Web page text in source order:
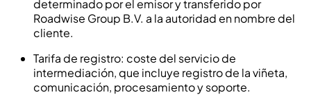
determinado por el emisor y transferido por
Roadwise Group B.V. a la autoridad en nombre del
cliente.
Tarifa de registro: coste del servicio de
intermediación, que incluye registro de la viñeta,
comunicación, procesamiento y soporte.